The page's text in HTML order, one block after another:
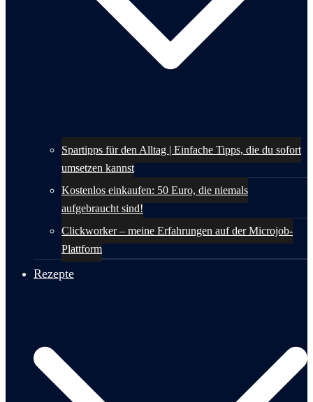
Spartipps für den Alltag | Einfache Tipps, die du sofort
umsetzen kannst
Kostenlos einkaufen: 50 Euro, die niemals
aufgebraucht sind!
Clickworker – meine Erfahrungen auf der Microjob-
Plattform
Rezepte